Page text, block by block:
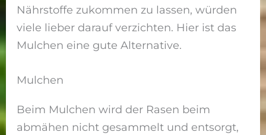
Nährstoffe zukommen zu lassen, würden
viele lieber darauf verzichten. Hier ist das
Mulchen eine gute Alternative.
Mulchen
Beim Mulchen wird der Rasen beim
abmähen nicht gesammelt und entsorgt,